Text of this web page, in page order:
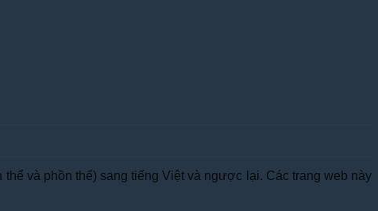
và phồn thể) sang tiếng Việt và ngược lại. Các trang web này